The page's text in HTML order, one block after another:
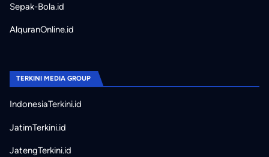
Sepak-Bola.id
AlquranOnline.id
TERKINI MEDIA GROUP
IndonesiaTerkini.id
JatimTerkini.id
JatengTerkini.id